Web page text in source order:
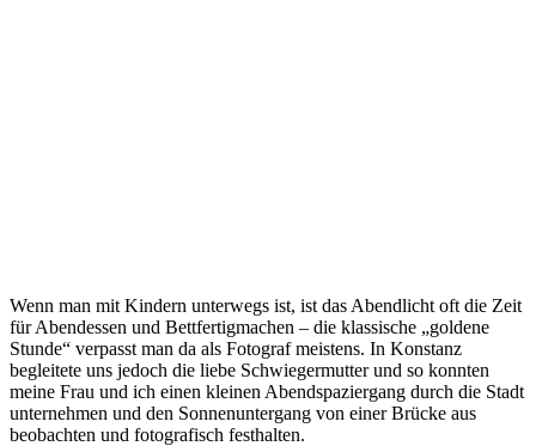
Wenn man mit Kindern unterwegs ist, ist das Abendlicht oft die Zeit
für Abendessen und Bettfertigmachen – die klassische „goldene
Stunde“ verpasst man da als Fotograf meistens. In Konstanz
begleitete uns jedoch die liebe Schwiegermutter und so konnten
meine Frau und ich einen kleinen Abendspaziergang durch die Stadt
unternehmen und den Sonnenuntergang von einer Brücke aus
beobachten und fotografisch festhalten.